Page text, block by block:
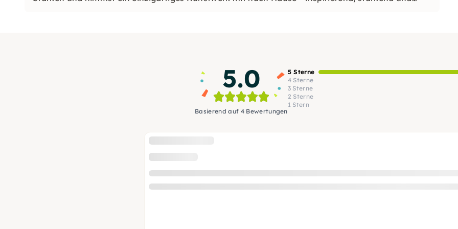
5.0
Basierend auf 4 Bewertungen
5 Sterne
4 Sterne
3 Sterne
2 Sterne
1 Stern